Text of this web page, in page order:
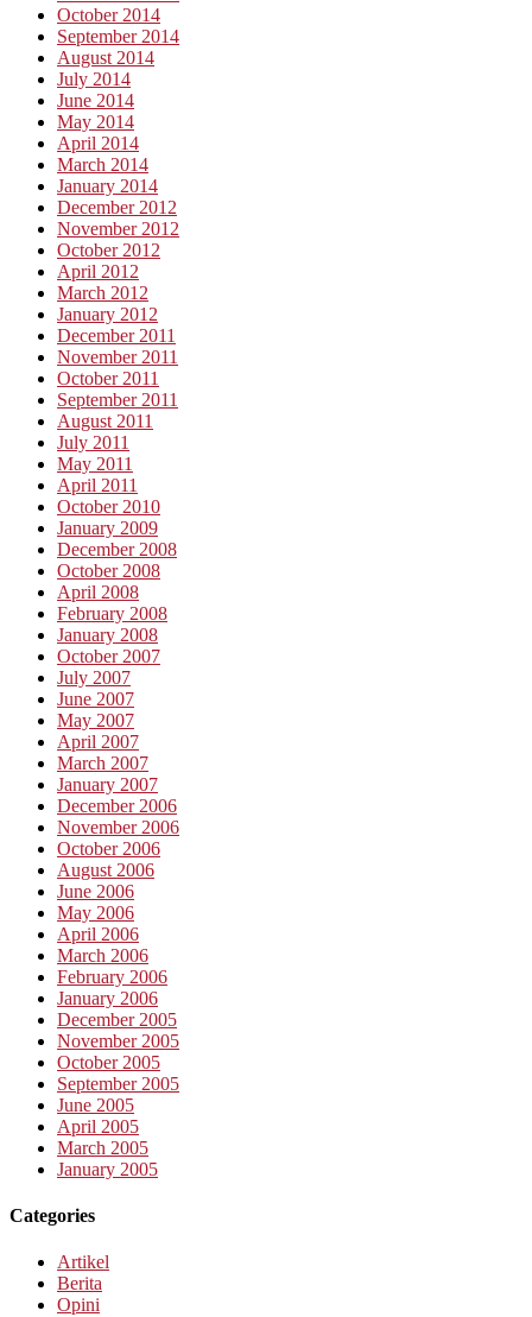
October 2014
September 2014
August 2014
July 2014
June 2014
May 2014
April 2014
March 2014
January 2014
December 2012
November 2012
October 2012
April 2012
March 2012
January 2012
December 2011
November 2011
October 2011
September 2011
August 2011
July 2011
May 2011
April 2011
October 2010
January 2009
December 2008
October 2008
April 2008
February 2008
January 2008
October 2007
July 2007
June 2007
May 2007
April 2007
March 2007
January 2007
December 2006
November 2006
October 2006
August 2006
June 2006
May 2006
April 2006
March 2006
February 2006
January 2006
December 2005
November 2005
October 2005
September 2005
June 2005
April 2005
March 2005
January 2005
Categories
Artikel
Berita
Opini